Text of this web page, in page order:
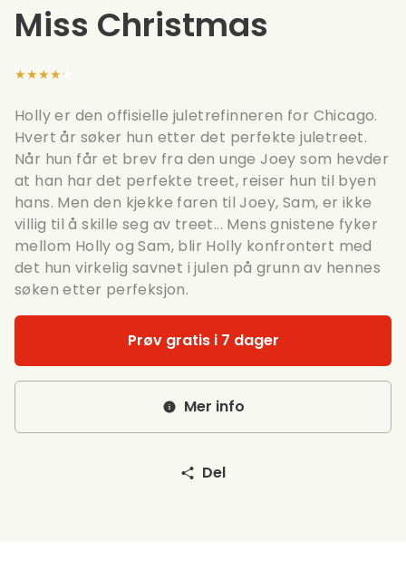
Miss Christmas
★★★★★
Holly er den offisielle juletrefinneren for Chicago.
Hvert år søker hun etter det perfekte juletreet.
Når hun får et brev fra den unge Joey som hevder
at han har det perfekte treet, reiser hun til byen
hans. Men den kjekke faren til Joey, Sam, er ikke
villig til å skille seg av treet... Mens gnistene fyker
mellom Holly og Sam, blir Holly konfrontert med
det hun virkelig savnet i julen på grunn av hennes
søken etter perfeksjon.
Prøv gratis i 7 dager
Mer info
Del